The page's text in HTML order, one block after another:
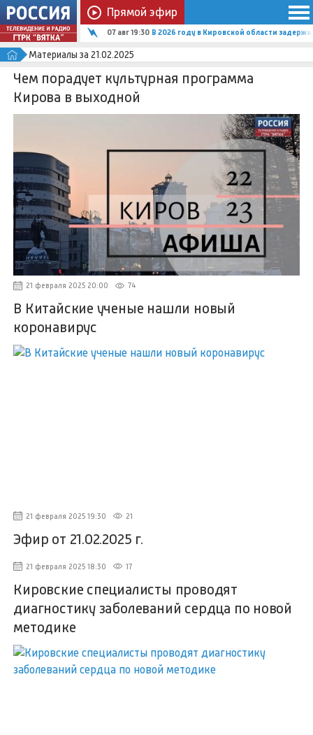
Прямой эфир
07 авг 19:30 В 2026 году в Кировской области
Материалы за 21.02.2025
Чем порадует культурная программа
Кирова в выходной
21 февраля 2025 20:00 74
В Китайские ученые нашли новый
коронавирус
21 февраля 2025 19:30 21
Эфир от 21.02.2025 г.
21 февраля 2025 18:30 17
Кировские специалисты проводят
диагностику заболеваний сердца по новой
методике